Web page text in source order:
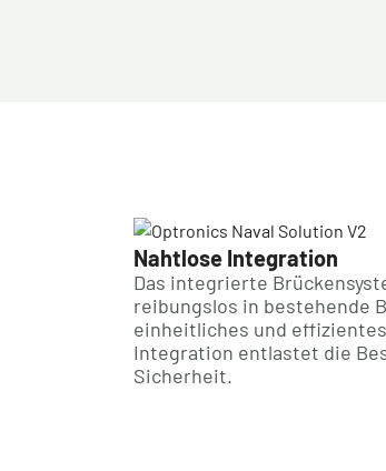
Nahtlose Integration
Das integrierte
reibungslos in bestehende
einheitliches und
Integration entlastet die
Sicherheit.